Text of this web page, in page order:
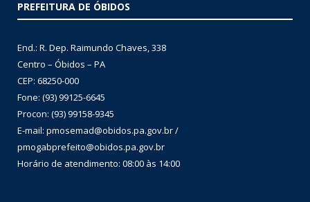
PREFEITURA DE ÓBIDOS
End.: R. Dep. Raimundo Chaves, 338
Centro – Óbidos – PA
CEP: 68250-000
Fone: (93) 99125-6645
Procon: (93) 99158-9345
E-mail: pmosemad@obidos.pa.gov.br /
pmogabprefeito@obidos.pa.gov.br
Horário de atendimento: 08:00 às 14:00